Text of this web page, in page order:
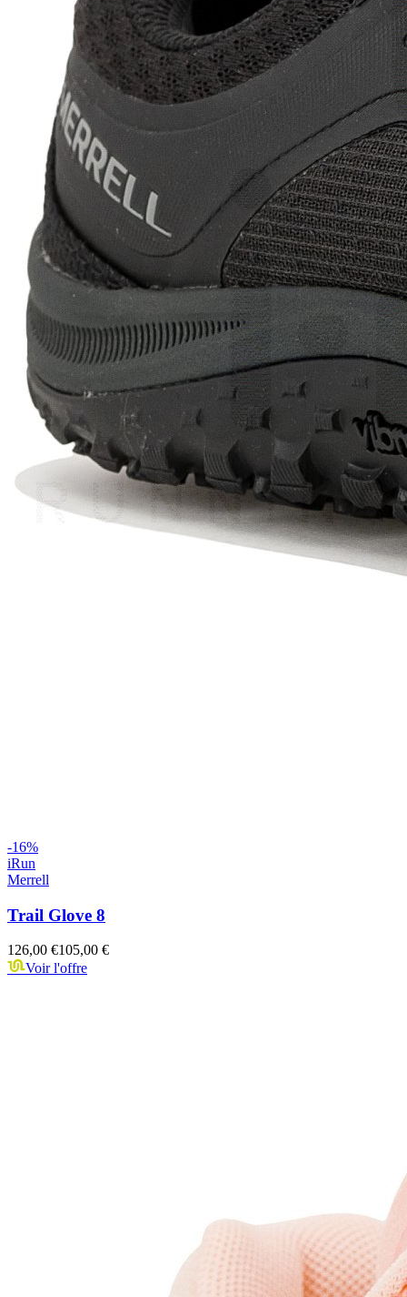
-16%
iRun
Merrell
Trail Glove 8
126,00 €105,00 €
Voir l'offre